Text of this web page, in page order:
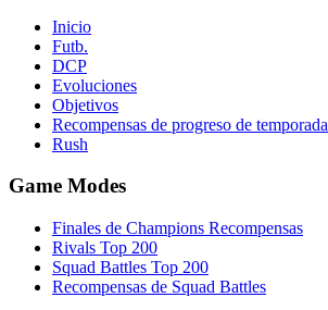
Inicio
Futb.
DCP
Evoluciones
Objetivos
Recompensas de progreso de temporada
Rush
Game Modes
Finales de Champions Recompensas
Rivals Top 200
Squad Battles Top 200
Recompensas de Squad Battles